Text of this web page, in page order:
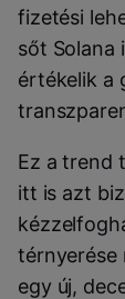
fizetési
sőt Solana
értékelik a
Ez a trend
itt is azt
térnyerése
egy új,